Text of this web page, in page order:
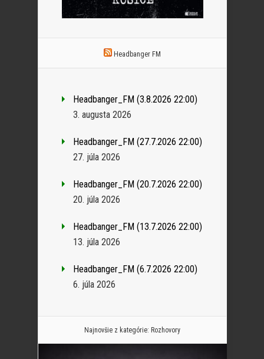
Headbanger FM
Headbanger_FM (3.8.2026 22:00)
3. augusta 2026
Headbanger_FM (27.7.2026 22:00)
27. júla 2026
Headbanger_FM (20.7.2026 22:00)
20. júla 2026
Headbanger_FM (13.7.2026 22:00)
13. júla 2026
Headbanger_FM (6.7.2026 22:00)
6. júla 2026
Najnovšie z kategórie: Rozhovory